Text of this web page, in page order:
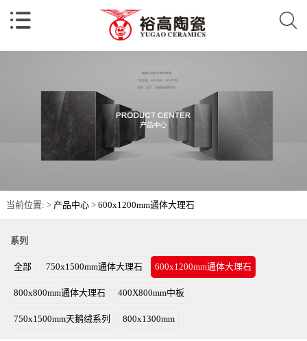
当前位置: > 产品中心> 600x1200mm通体大理石
系列
全部 750x1500mm通体大理石 600x1200mm通体大理石
800x800mm通体大理石 400X800mm中板
750x1500mm天鹅绒系列 800x1300mm